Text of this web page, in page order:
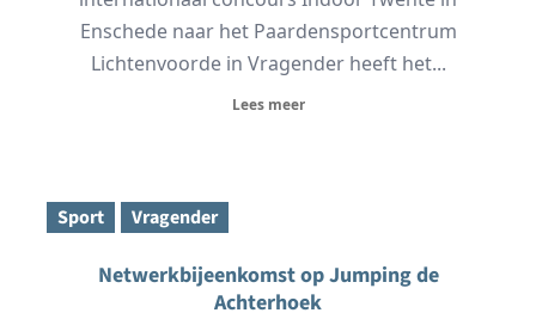
Enschede naar het Paardensportcentrum
Lichtenvoorde in Vragender heeft het...
Lees meer
Sport Vragender
Netwerkbijeenkomst op Jumping de
Achterhoek